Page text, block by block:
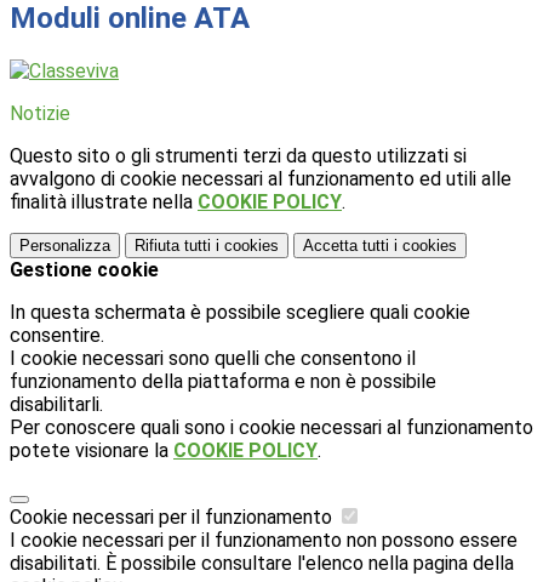
Moduli online ATA
Notizie
Questo sito o gli strumenti terzi da questo utilizzati si
avvalgono di cookie necessari al funzionamento ed utili alle
finalità illustrate nella COOKIE POLICY.
Personalizza Rifiuta tutti i cookies Accetta tutti i cookies
Gestione cookie
In questa schermata è possibile scegliere quali cookie
consentire.
I cookie necessari sono quelli che consentono il
funzionamento della piattaforma e non è possibile
disabilitarli.
Per conoscere quali sono i cookie necessari al funzionamento
potete visionare la COOKIE POLICY.
Cookie necessari per il funzionamento
I cookie necessari per il funzionamento non possono essere
disabilitati. È possibile consultare l'elenco nella pagina della